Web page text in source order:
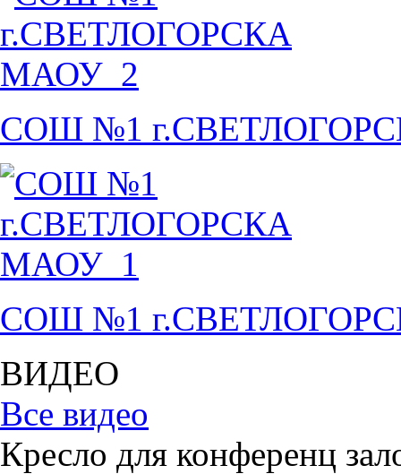
СОШ №1
СОШ №1
ВИДЕО
Все видео
Кресло для конференц